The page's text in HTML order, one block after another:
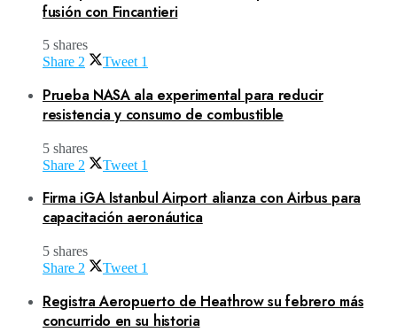
fusión con Fincantieri
5 shares
Share 2 Tweet 1
Prueba NASA ala experimental para reducir
resistencia y consumo de combustible
5 shares
Share 2 Tweet 1
Firma iGA Istanbul Airport alianza con Airbus para
capacitación aeronáutica
5 shares
Share 2 Tweet 1
Registra Aeropuerto de Heathrow su febrero más
concurrido en su historia